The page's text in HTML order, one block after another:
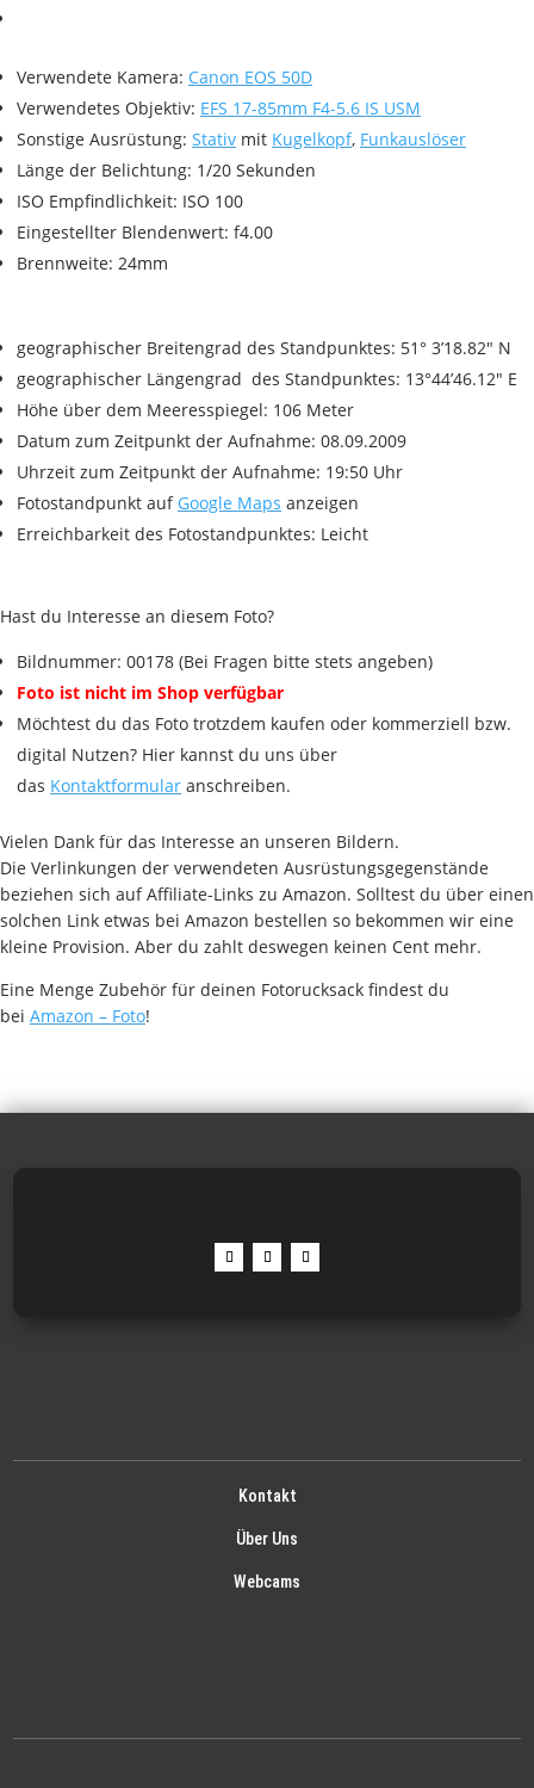
Verwendete Kamera: Canon EOS 50D
Verwendetes Objektiv: EFS 17-85mm F4-5.6 IS USM
Sonstige Ausrüstung: Stativ mit Kugelkopf, Funkauslöser
Länge der Belichtung: 1/20 Sekunden
ISO Empfindlichkeit: ISO 100
Eingestellter Blendenwert: f4.00
Brennweite: 24mm
geographischer Breitengrad des Standpunktes: 51° 3’18.82″ N
geographischer Längengrad des Standpunktes: 13°44’46.12″ E
Höhe über dem Meeresspiegel: 106 Meter
Datum zum Zeitpunkt der Aufnahme: 08.09.2009
Uhrzeit zum Zeitpunkt der Aufnahme: 19:50 Uhr
Fotostandpunkt auf Google Maps anzeigen
Erreichbarkeit des Fotostandpunktes: Leicht
Hast du Interesse an diesem Foto?
Bildnummer: 00178 (Bei Fragen bitte stets angeben)
Foto ist nicht im Shop verfügbar
Möchtest du das Foto trotzdem kaufen oder kommerziell bzw.
digital Nutzen? Hier kannst du uns über
das Kontaktformular anschreiben.
Vielen Dank für das Interesse an unseren Bildern.
Die Verlinkungen der verwendeten Ausrüstungsgegenstände
beziehen sich auf Affiliate-Links zu Amazon. Solltest du über einen
solchen Link etwas bei Amazon bestellen so bekommen wir eine
kleine Provision. Aber du zahlt deswegen keinen Cent mehr.
Eine Menge Zubehör für deinen Fotorucksack findest du
bei Amazon – Foto!
Kontakt
Über Uns
Webcams